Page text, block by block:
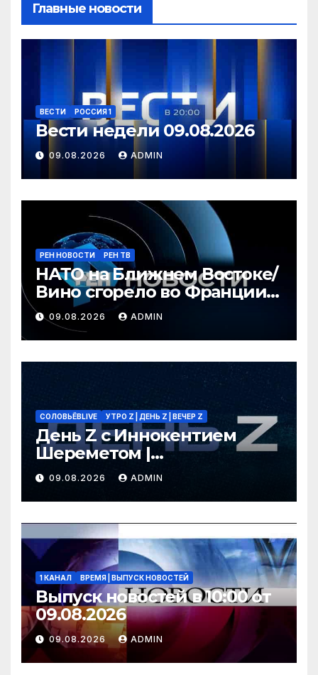
Главные новости
ВЕСТИ РОССИЯ 1
Вести недели 09.08.2026
09.08.2026 ADMIN
РЕН НОВОСТИ РЕН ТВ
НАТО на Ближнем Востоке/
Вино сгорело во Франции /
Ядовитые пауки в РФ/ РЕН
Новости 12:30, 09.08.2026
09.08.2026 ADMIN
СОЛОВЬЁВLIVE УТРО Z | ДЕНЬ Z | ВЕЧЕР Z
День Z с Иннокентием
Шереметом |
СОЛОВЬЁВLIVE | 9 августа
2026 года
09.08.2026 ADMIN
1 КАНАЛ ВРЕМЯ | ВЫПУСК НОВОСТЕЙ
Выпуск новостей в 10:00 от
09.08.2026
09.08.2026 ADMIN